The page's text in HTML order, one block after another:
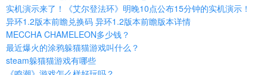
实机演示来了！《艾尔登法环》明晚10点公布15分钟的实机演示！
异环1.2版本前瞻兑换码 异环1.2版本前瞻版本详情
MECCHA CHAMELEON多少钱？
最近爆火的涂鸦躲猫猫游戏叫什么？
steam躲猫猫游戏有哪些